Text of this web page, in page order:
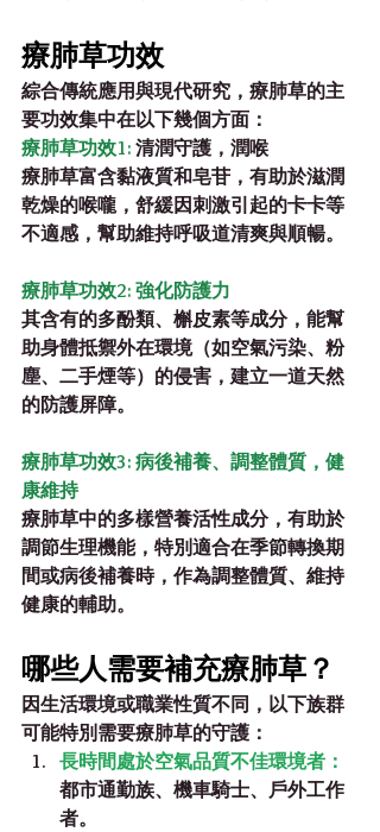
療肺草功效
綜合傳統應用與現代研究，療肺草的主
要功效集中在以下幾個方面：
療肺草功效1: 清潤守護，潤喉
療肺草富含黏液質和皂苷，有助於滋潤
乾燥的喉嚨，舒緩因刺激引起的卡卡等
不適感，幫助維持呼吸道清爽與順暢。
療肺草功效2: 強化防護力
其含有的多酚類、槲皮素等成分，能幫
助身體抵禦外在環境（如空氣污染、粉
塵、二手煙等）的侵害，建立一道天然
的防護屏障。
療肺草功效3: 病後補養、調整體質，健
康維持
療肺草中的多樣營養活性成分，有助於
調節生理機能，特別適合在季節轉換期
間或病後補養時，作為調整體質、維持
健康的輔助。
哪些人需要補充療肺草？
因生活環境或職業性質不同，以下族群
可能特別需要療肺草的守護：
長時間處於空氣品質不佳環境者：
都市通勤族、機車騎士、戶外工作
者。